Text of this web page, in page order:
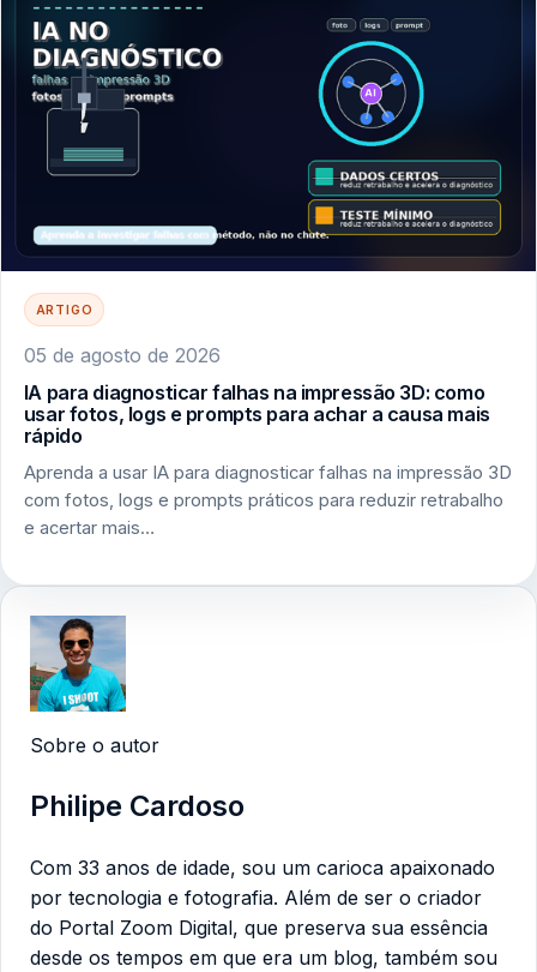
ARTIGO
05 de agosto de 2026
IA para diagnosticar falhas na impressão 3D: como
usar fotos, logs e prompts para achar a causa mais
rápido
Aprenda a usar IA para diagnosticar falhas na impressão 3D
com fotos, logs e prompts práticos para reduzir retrabalho
e acertar mais…
Sobre o autor
Philipe Cardoso
Com 33 anos de idade, sou um carioca apaixonado
por tecnologia e fotografia. Além de ser o criador
do Portal Zoom Digital, que preserva sua essência
desde os tempos em que era um blog, também sou